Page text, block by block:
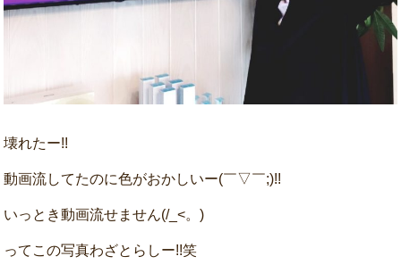
壊れたー!!
動画流してたのに色がおかしいー(￣▽￣;)!!
いっとき動画流せません(/_<。)
ってこの写真わざとらしー!!笑